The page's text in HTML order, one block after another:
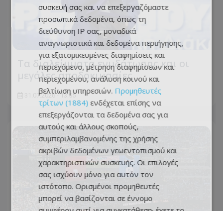
Τα διαλείμματα ενυδάτωσης και οι
μεγάλες αποδοκιμασίες
31.07.2026 - 13:55
συσκευή σας και να επεξεργαζόμαστε
προσωπικά δεδομένα, όπως τη
διεύθυνση IP σας, μοναδικά
αναγνωριστικά και δεδομένα περιήγησης,
για εξατομικευμένες διαφημίσεις και
περιεχόμενο, μέτρηση διαφημίσεων και
περιεχομένου, ανάλυση κοινού και
βελτίωση υπηρεσιών. Προμηθευτές
τρίτων (1884) ενδέχεται επίσης να
επεξεργάζονται τα δεδομένα σας για
αυτούς και άλλους σκοπούς,
συμπεριλαμβανομένης της χρήσης
ακριβών δεδομένων γεωεντοπισμού και
χαρακτηριστικών συσκευής. Οι επιλογές
σας ισχύουν μόνο για αυτόν τον
ιστότοπο. Ορισμένοι προμηθευτές
μπορεί να βασίζονται σε έννομο